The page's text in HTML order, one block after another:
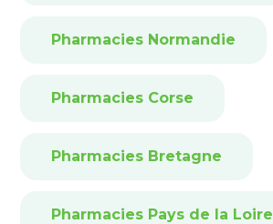
Pharmacies Normandie
Pharmacies Corse
Pharmacies Bretagne
Pharmacies Pays de la Loire